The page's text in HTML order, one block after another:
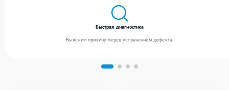
Быстрая диагностика
Выясним причину перед устранением дефекта.